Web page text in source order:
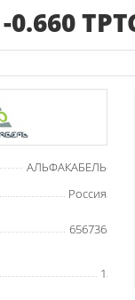
АЛЬФАКАБЕЛЬ
Россия
656736
1